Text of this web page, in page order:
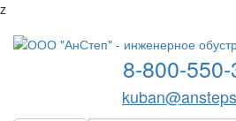
z
8-800-